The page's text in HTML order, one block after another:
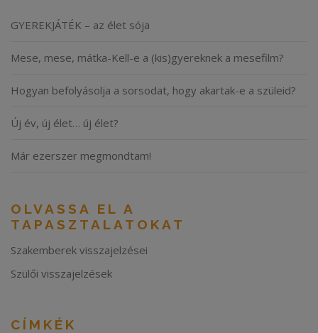
GYEREKJÁTÉK – az élet sója
Mese, mese, mátka-Kell-e a (kis)gyereknek a mesefilm?
Hogyan befolyásolja a sorsodat, hogy akartak-e a szüleid?
Új év, új élet… új élet?
Már ezerszer megmondtam!
OLVASSA EL A
TAPASZTALATOKAT
Szakemberek visszajelzései
Szülői visszajelzések
CÍMKÉK